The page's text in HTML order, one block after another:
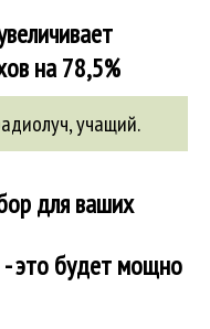
на 78,5%
,учащий.
для ваших
- это будет мощно